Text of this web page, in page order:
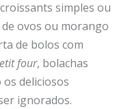
simples ou
ovos ou morango
de bolos com
four, bolachas
os deliciosos
ignorados.